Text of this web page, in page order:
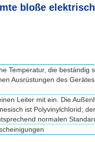
bloße
Temperatur, die beständig
Ausrüstungen des
Leiter mit ein. Die
ist Polyvinylchlorid;
normalen